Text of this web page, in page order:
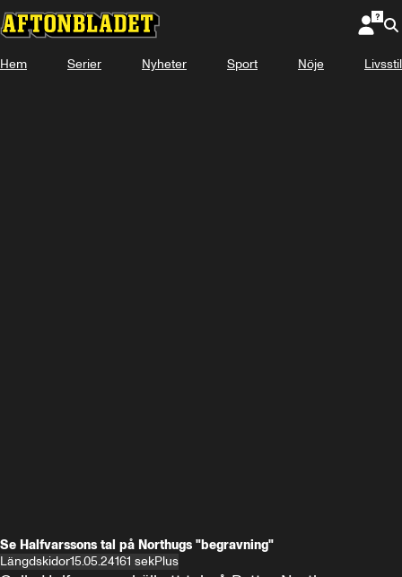
Hem Serier Nyheter Sport Nöje Livsstil
Se Halfvarssons tal på Northugs "begravning"
Längdskidor15.05.24161 sekPlus